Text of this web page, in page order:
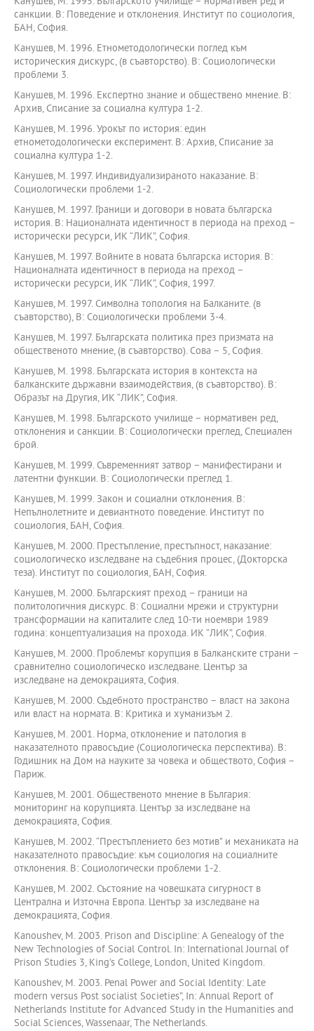
санкции. В: Поведение и отклонения. Институт по социология,
БАН, София.
Канушев, М. 1996. Етнометодологически поглед към
историческия дискурс, (в съавторство). В: Социологически
проблеми 3.
Канушев, М. 1996. Експертно знание и обществено мнение. В:
Архив, Списание за социална култура 1-2.
Канушев, М. 1996. Урокът по история: един
етнометодологически експеримент. В: Архив, Списание за
социална култура 1-2.
Канушев, М. 1997. Индивидуализираното наказание. В:
Социологически проблеми 1-2.
Канушев, М. 1997. Граници и договори в новата българска
история. В: Националната идентичност в периода на преход –
исторически ресурси, ИК “ЛИК”, София.
Канушев, М. 1997. Войните в новата българска история. В:
Националната идентичност в периода на преход –
исторически ресурси, ИК “ЛИК”, София, 1997.
Канушев, М. 1997. Символна топология на Балканите. (в
съавторство), В: Социологически проблеми 3-4.
Канушев, М. 1997. Българската политика през призмата на
общественото мнение, (в съавторство). Сова – 5, София.
Канушев, М. 1998. Българската история в контекста на
балканските държавни взаимодействия, (в съавторство). В:
Образът на Другия, ИК “ЛИК”, София.
Канушев, М. 1998. Българското училище – нормативен ред,
отклонения и санкции. В: Социологически преглед, Специален
брой.
Канушев, М. 1999. Съвременният затвор – манифестирани и
латентни функции. В: Социологически преглед 1.
Канушев, М. 1999. Закон и социални отклонения. В:
Непълнолетните и девиантното поведение. Институт по
социология, БАН, София.
Канушев, М. 2000. Престъпление, престъпност, наказание:
социологическо изследване на съдебния процес, (Докторска
теза). Институт по социология, БАН, София.
Канушев, М. 2000. Българският преход – граници на
политологичния дискурс. В: Социални мрежи и структурни
трансформации на капиталите след 10-ти ноември 1989
година: концептуализация на прохода. ИК “ЛИК”, София.
Канушев, М. 2000. Проблемът корупция в Балканските страни –
сравнително социологическо изследване. Център за
изследване на демокрацията, София.
Канушев, М. 2000. Съдебното пространство – власт на закона
или власт на нормата. В: Критика и хуманизъм 2.
Канушев, М. 2001. Норма, отклонение и патология в
наказателното правосъдие (Социологическа перспектива). В:
Годишник на Дом на науките за човека и обществото, София –
Париж.
Канушев, М. 2001. Общественото мнение в България:
мониторинг на корупцията. Център за изследване на
демокрацията, София.
Канушев, М. 2002. “Престъплението без мотив” и механиката на
наказателното правосъдие: към социология на социалните
отклонения. В: Социологически проблеми 1-2.
Канушев, М. 2002. Състояние на човешката сигурност в
Централна и Източна Европа. Център за изследване на
демокрацията, София.
Kanoushev, М. 2003. Prison and Discipline: A Genealogy of the
New Technologies of Social Control. In: International Journal of
Prison Studies 3, King’s College, London, United Kingdom.
Kanoushev, М. 2003. Penal Power and Social Identity: Late
modern versus Post socialist Societies”, In: Annual Report of
Netherlands Institute for Advanced Study in the Humanities and
Social Sciences, Wassenaar, The Netherlands.